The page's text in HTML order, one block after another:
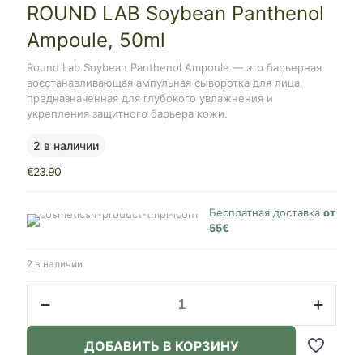
ROUND LAB Soybean Panthenol
Ampoule, 50ml
Round Lab Soybean Panthenol Ampoule — это барьерная
восстанавливающая ампульная сыворотка для лица,
предназначенная для глубокого увлажнения и
укрепления защитного барьера кожи.
2 в наличии
€23.90
Бесплатная доставка от
55€
2 в наличии
товара
ДОБАВИТЬ В КОРЗИНУ